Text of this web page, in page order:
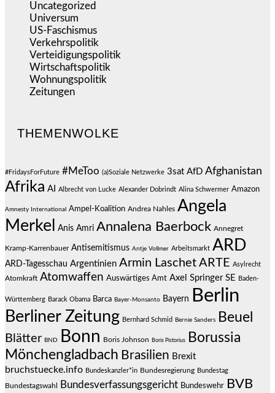
Uncategorized
Universum
US-Faschismus
Verkehrspolitik
Verteidigungspolitik
Wirtschaftspolitik
Wohnungspolitik
Zeitungen
THEMENWOLKE
#FridaysForFuture #MeToo (a)Soziale Netzwerke 3sat AfD Afghanistan
Afrika AI Albrecht von Lucke Alexander Dobrindt Alina Schwermer Amazon
Amnesty International Ampel-Koalition Andrea Nahles Angela
Merkel
Anis Amri Annalena Baerbock Annegret
Kramp-Karrenbauer Antisemitismus Antje Vollmer Arbeitsmarkt ARD
ARD-Tagesschau Argentinien Armin Laschet ARTE Asylrecht
Atomkraft Atomwaffen Auswärtiges Amt Axel Springer SE Baden-
Württemberg Barack Obama Barca Bayer-Monsanto Bayern Berlin
Berliner Zeitung Bernhard Schmid Bernie Sanders Beuel
Blätter BND Bonn Boris Johnson Boris Pistorius
Borussia
Mönchengladbach Brasilien Brexit
bruchstuecke.info Bundeskanzler*in Bundesregierung Bundestag
Bundestagswahl Bundesverfassungsgericht Bundeswehr BVB